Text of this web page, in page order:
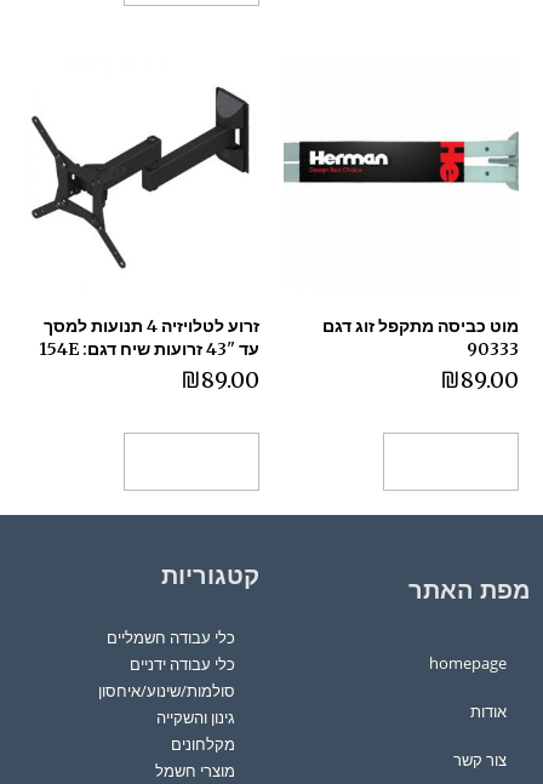
מוט כביסה מתקפל זוג דגם
90333
₪89.00
זרוע לטלויזיה 4 תנועות למסך
‏עד "43 זרועות שיח דגם: 154E
₪89.00
מפת האתר
homepage
אודות
צור קשר
קטגוריות
כלי עבודה חשמליים
כלי עבודה ידניים
סולמות/שינוע/איחסון
גינון והשקייה
מקלחונים
מוצרי חשמל